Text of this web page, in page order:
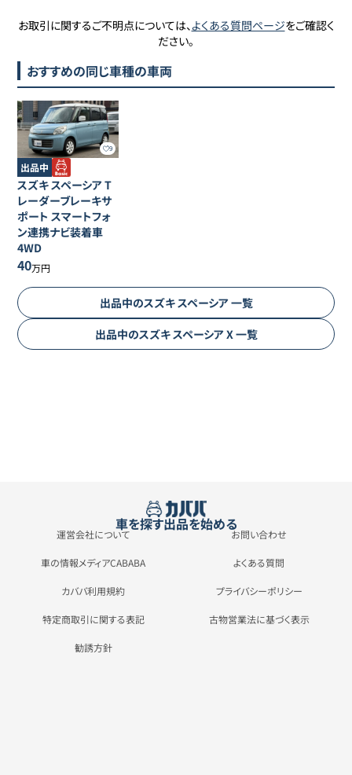
お取引に関するご不明点については、よくある質問ページをご確認く
ださい。
おすすめの同じ車種の車両
9
出品中
スズキスペーシアT
レーダーブレーキサ
ポート スマートフォ
ン連携ナビ装着車
4WD
40万円
出品中のスズキスペーシア一覧
出品中のスズキスペーシアX一覧
車を探す出品を始める
運営会社について お問い合わせ
車の情報メディアCABABA よくある質問
カババ利用規約 プライバシーポリシー
特定商取引に関する表記 古物営業法に基づく表示
勧誘方針